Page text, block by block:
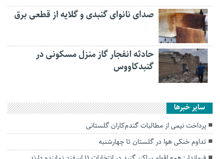
صدای نانوای گنبدی و گلایه از قطعی برق
حادثه انفجار گاز منزل مسکونی در
گنبدکاووس
سایر خبرها
پرداخت نیمی از مطالبات گندم‌کاران گلستانی
تداوم خنکی هوا در گلستان تا چهارشنبه